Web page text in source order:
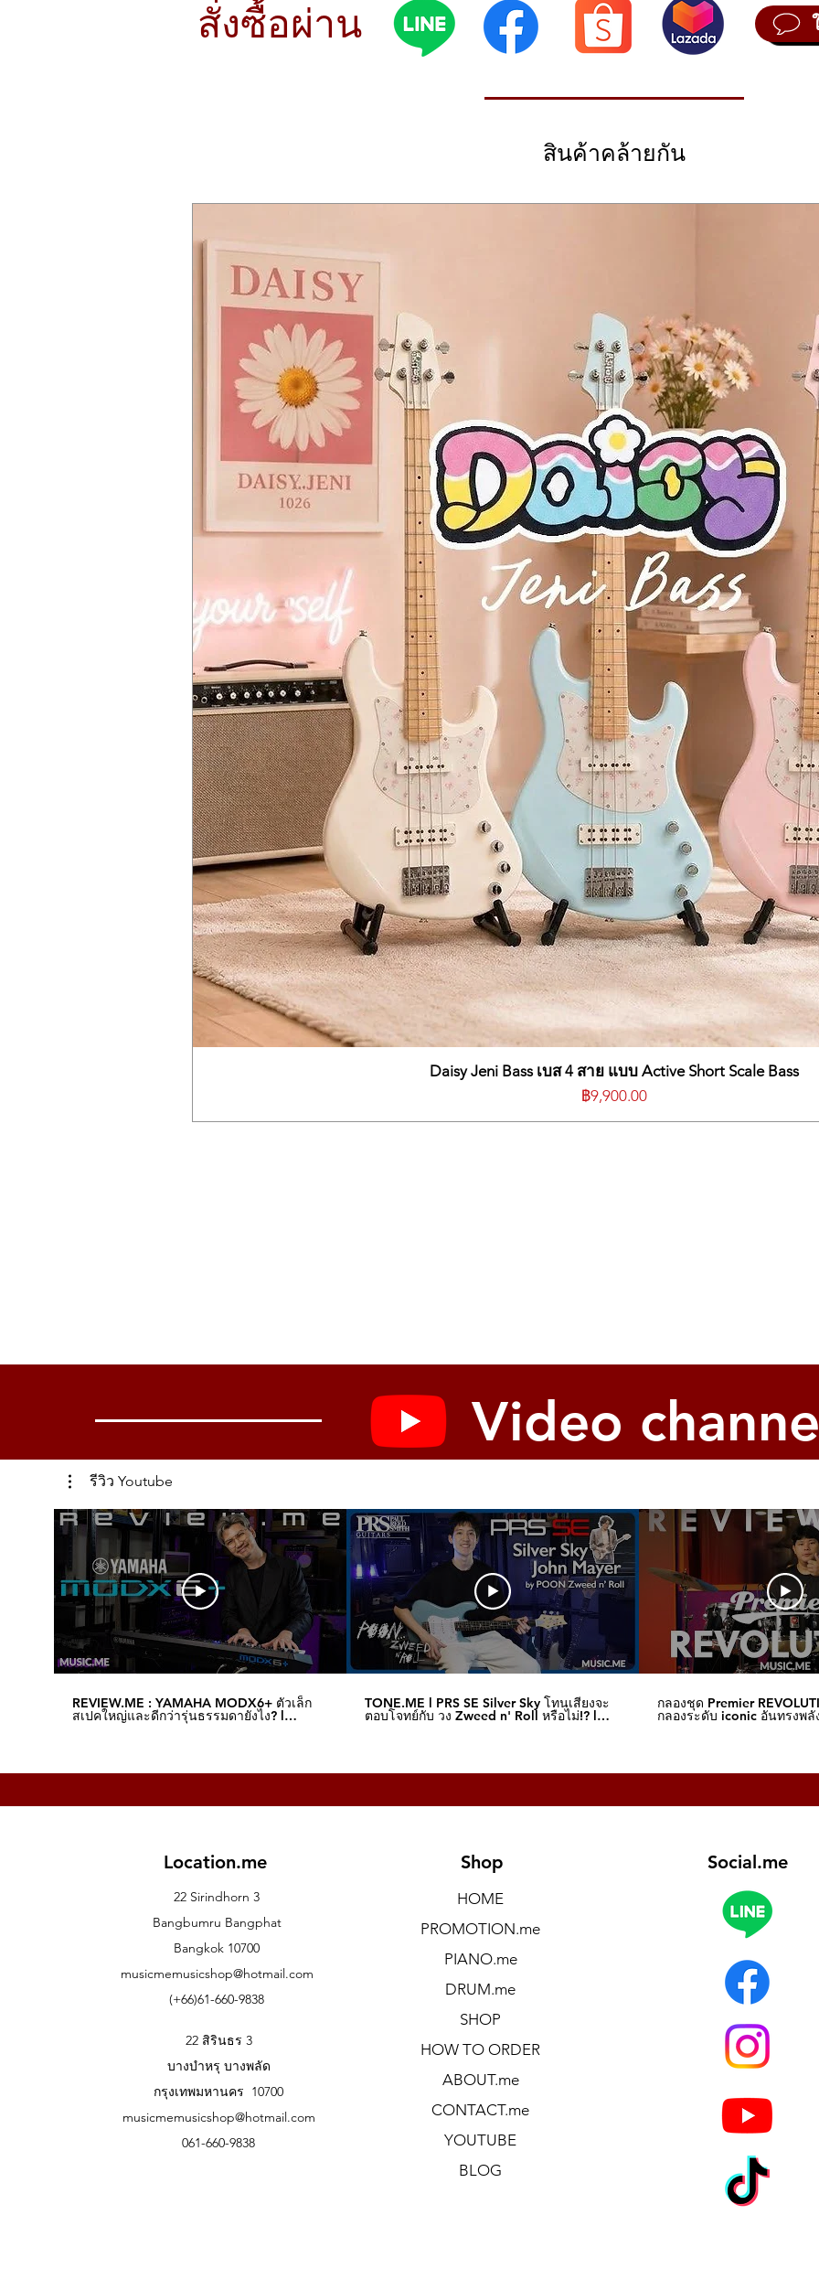
หมุดยึดสาย (Bridge Pins): ทองเหลือง (Brass)
ภาคไฟฟ้า: SRT Piezo (Passive)
การเคลือบผิว: เคลือบเงา (Gloss) ทั้งบอดี้และคอ
Fingerboard & Bridge: Walnut
Scale Length: 634 mm (25”)
Tuning Machines: Open Gear Champagne-Gold
面板材料： 桃花心木单板 (Solid Mahogany)
背侧板材料： 桃花心木 (Mahogany)
(Semi-Gloss) และเป็นสีไม้ธรรมชาติ รุ่น III จะให้เสียงที่พุ่งและกระชับกว่าเล็กน้อยครับ
Q: สีภายในซาวด์โฮลของ Storia III เป็นสีอะไร?
A: รุ่นนี้ข้างในจะเป็นสี Wine Red (แดงไวน์) ครับ ซึ่งออกแบบมาให้ตัดกับสีภายนอก Chocolate Brown ทำใ
Q: ภาคไฟฟ้าแบบ Passive ของรุ่นนี้ใช้งานอย่างไร?
สั่งซื้อผ่าน
สินค้าคล้ายกัน
Daisy Jeni Bass เบส 4 สาย แบบ Active Short Scale Bass
ราคา
฿9,900.00
Video
รีวิว Youtube
REVIEW.ME : YAMAHA MODX6+ ตัวเล็ก
สเปคใหญ่และดีกว่ารุ่นธรรมดายังไง? l
TONE.ME l PRS SE Silver Sky โทนเสียงจะ
ตอบโจทย์กับ วง Zweed n' Roll หรือไม่!? l
กลองชุด Premier
กลองระดับ iconic อันทรงพลั
Location.me
22 Sirindhorn 3
Bangbumru Bangphat
Bangkok 10700
musicmemusicshop@hotmail.com
(+66)61-660-9838
22 สิรินธร 3
บางบำหรุ บางพลัด
กรุงเทพมหานคร 10700
musicmemusicshop@hotmail.com
061-660-9838
Shop
HOME
PROMOTION.me
PIANO.me
DRUM.me
SHOP
HOW TO ORDER
ABOUT.me
CONTACT.me
YOUTUBE
BLOG
Social.me